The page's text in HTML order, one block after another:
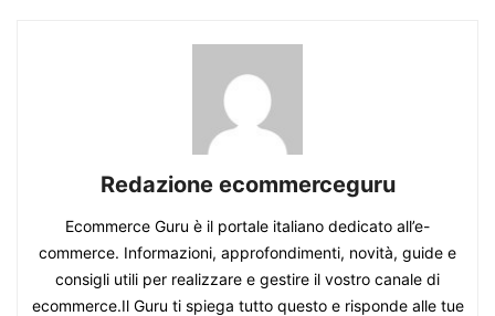
Redazione ecommerceguru
Ecommerce Guru è il portale italiano dedicato all’e-
commerce. Informazioni, approfondimenti, novità, guide e
consigli utili per realizzare e gestire il vostro canale di
ecommerce.Il Guru ti spiega tutto questo e risponde alle tue